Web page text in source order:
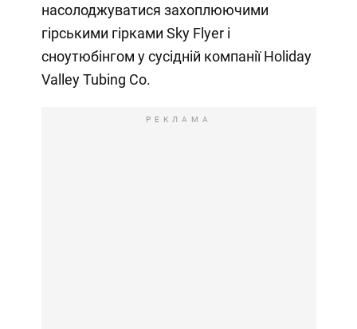
насолоджуватися захоплюючими
гірськими гірками Sky Flyer і
сноутюбінгом у сусідній компанії Holiday
Valley Tubing Co.
РЕКЛАМА